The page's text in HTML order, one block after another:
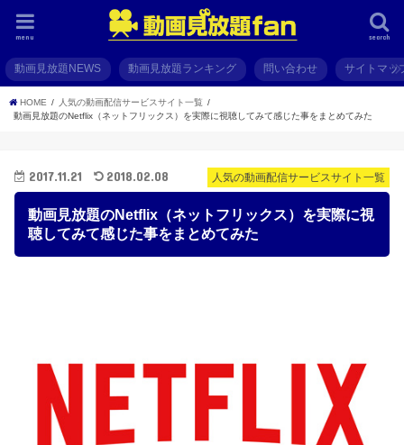
search
menu
動画見放題NEWS 動画見放題ランキング 問い合わせ サイトマッ
HOME
人気の動画配信サービスサイト一覧
動画見放題のNetflix（ネットフリックス）を実際に視聴してみて感じた事をまとめてみた
人気の動画配信サービスサイト一覧
2017.11.21 2018.02.08
動画見放題のNetflix（ネットフリックス）を実際に視
聴してみて感じた事をまとめてみた